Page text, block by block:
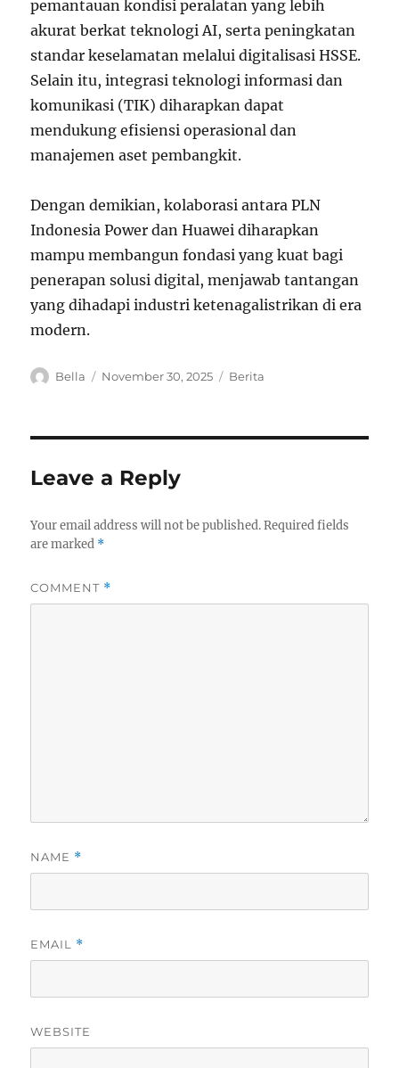
pemantauan kondisi peralatan yang lebih
akurat berkat teknologi AI, serta peningkatan
standar keselamatan melalui digitalisasi HSSE.
Selain itu, integrasi teknologi informasi dan
komunikasi (TIK) diharapkan dapat
mendukung efisiensi operasional dan
manajemen aset pembangkit.
Dengan demikian, kolaborasi antara PLN
Indonesia Power dan Huawei diharapkan
mampu membangun fondasi yang kuat bagi
penerapan solusi digital, menjawab tantangan
yang dihadapi industri ketenagalistrikan di era
modern.
A
Bella
P
o
November 30, 2025
C
e
Berita
Leave a Reply
Your email address will not be published. Required fields
are marked *
COMMENT *
NAME *
EMAIL *
WEBSITE